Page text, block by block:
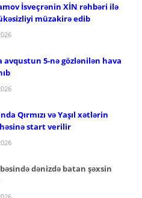
İsveçrənin XİN rəhbəri ilə
müzakirə edib
avqustun 5-nə gözlənilən hava
Qırmızı və Yaşıl xətlərin
start verilir
dənizdə batan şəxsin